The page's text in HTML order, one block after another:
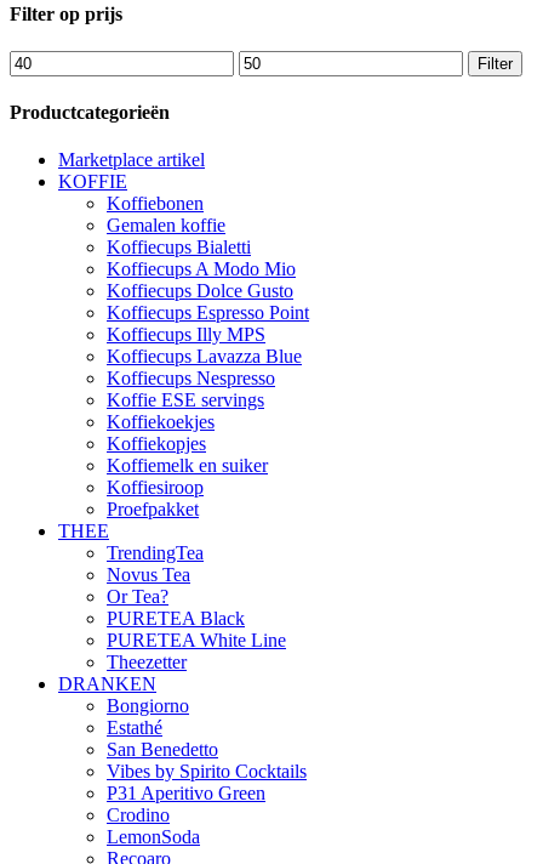
Filter op prijs
Min.
prijs
Max.
prijs
Filter
Productcategorieën
Marketplace artikel
KOFFIE
Koffiebonen
Gemalen koffie
Koffiecups Bialetti
Koffiecups A Modo Mio
Koffiecups Dolce Gusto
Koffiecups Espresso Point
Koffiecups Illy MPS
Koffiecups Lavazza Blue
Koffiecups Nespresso
Koffie ESE servings
Koffiekoekjes
Koffiekopjes
Koffiemelk en suiker
Koffiesiroop
Proefpakket
THEE
TrendingTea
Novus Tea
Or Tea?
PURETEA Black
PURETEA White Line
Theezetter
DRANKEN
Bongiorno
Estathé
San Benedetto
Vibes by Spirito Cocktails
P31 Aperitivo Green
Crodino
LemonSoda
Recoaro